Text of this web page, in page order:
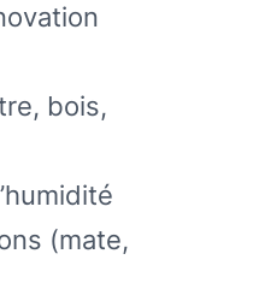
bois,
(mate,